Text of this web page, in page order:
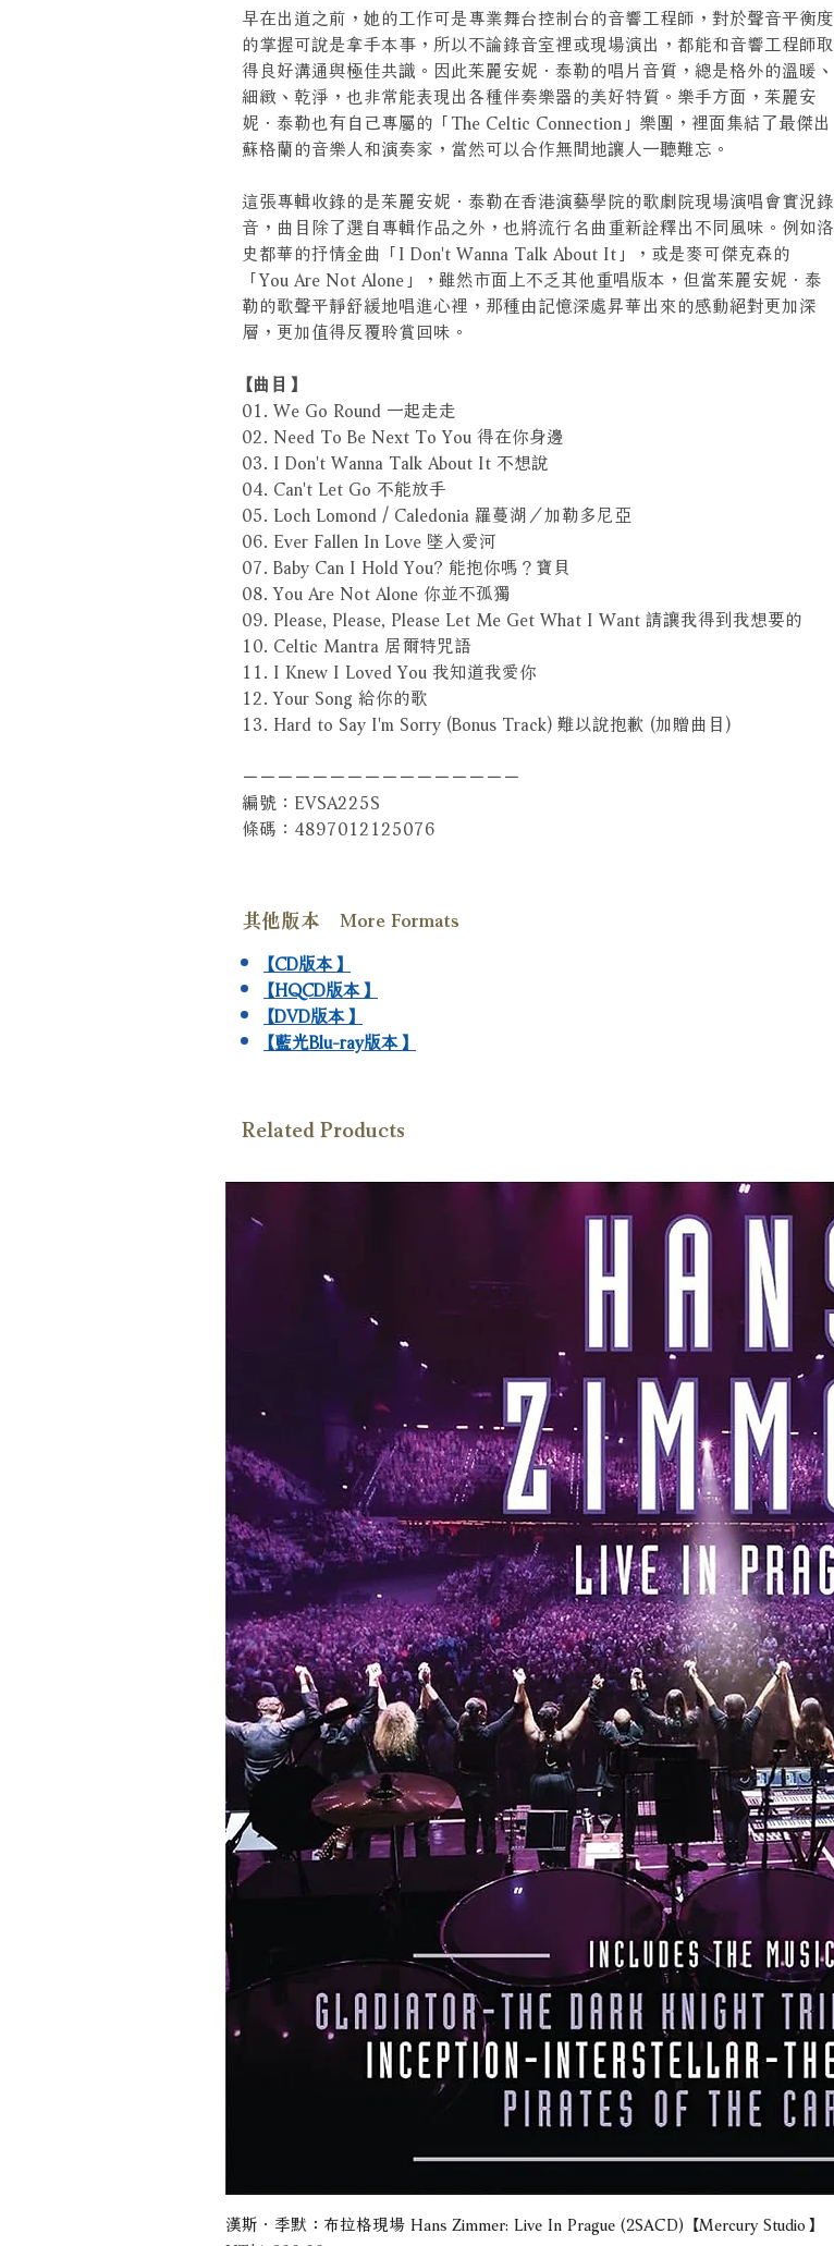
早在出道之前，她的工作可是專業舞台控制台的音響工程師，對於聲音平衡度
的掌握可說是拿手本事，所以不論錄音室裡或現場演出，都能和音響工程師取
得良好溝通與極佳共識。因此茱麗安妮．泰勒的唱片音質，總是格外的溫暖、
細緻、乾淨，也非常能表現出各種伴奏樂器的美好特質。樂手方面，茱麗安
妮．泰勒也有自己專屬的「The Celtic Connection」樂團，裡面集結了最傑出
蘇格蘭的音樂人和演奏家，當然可以合作無間地讓人一聽難忘。
這張專輯收錄的是茱麗安妮．泰勒在香港演藝學院的歌劇院現場演唱會實況錄
音，曲目除了選自專輯作品之外，也將流行名曲重新詮釋出不同風味。例如洛
史都華的抒情金曲「I Don't Wanna Talk About It」，或是麥可傑克森的
「You Are Not Alone」，雖然市面上不乏其他重唱版本，但當茱麗安妮．泰
勒的歌聲平靜舒緩地唱進心裡，那種由記憶深處昇華出來的感動絕對更加深
層，更加值得反覆聆賞回味。
【曲目】
01. We Go Round 一起走走
02. Need To Be Next To You 得在你身邊
03. I Don't Wanna Talk About It 不想說
04. Can't Let Go 不能放手
05. Loch Lomond / Caledonia 羅蔓湖／加勒多尼亞
06. Ever Fallen In Love 墜入愛河
07. Baby Can I Hold You? 能抱你嗎？寶貝
08. You Are Not Alone 你並不孤獨
09. Please, Please, Please Let Me Get What I Want 請讓我得到我想要的
10. Celtic Mantra 居爾特咒語
11. I Knew I Loved You 我知道我愛你
12. Your Song 給你的歌
13. Hard to Say I'm Sorry (Bonus Track) 難以說抱歉 (加贈曲目)
－－－－－－－－－－－－－－－－
編號：EVSA225S
條碼：4897012125076
其他版本 More Formats
【CD版本】
【HQCD版本】
【DVD版本】
【藍光Blu-ray版本】
Related Products
Quick View
漢斯．季默：布拉格現場 Hans Zimmer: Live In Prague (2SACD) 【Mercury Studio】